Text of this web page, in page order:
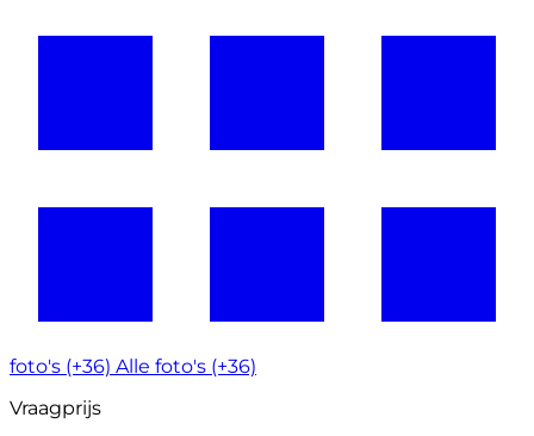
foto's (+36) Alle foto's (+36)
Vraagprijs